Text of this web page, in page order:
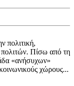
πολιτική,
πολιτών. Πίσω από τη
«ανήσυχων»
χώρους...